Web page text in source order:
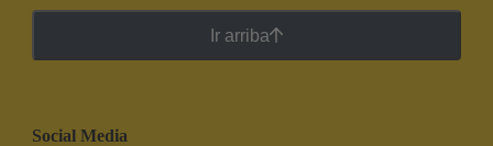
Ir arriba
Social Media